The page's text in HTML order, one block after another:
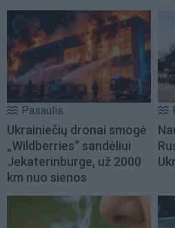
Pasaulis
Ukrainiečių dronai smogė
„Wildberries“ sandėliui
Jekaterinburge, už 2000
km nuo sienos